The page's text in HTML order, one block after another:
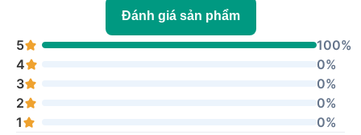
Đánh giá sản phẩm
5
100%
4
0%
3
0%
2
0%
1
0%